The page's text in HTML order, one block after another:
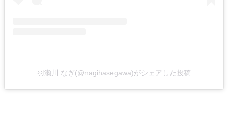
羽瀬川 なぎ(@nagihasegawa)がシェアした投稿